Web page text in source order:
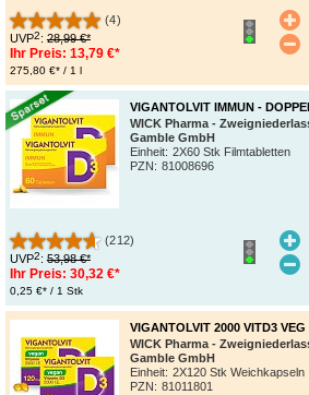
(4)
UVP2: 28,99 €*
Ihr Preis: 13,79 €*
275,80 €* / 1 l
VIGANTOLVIT IMMUN -
WICK Pharma -
Gamble GmbH
Einheit: 2X60 Stk Filmtabletten
PZN: 81008696
(212)
UVP2: 53,98 €*
Ihr Preis: 30,32 €*
0,25 €* / 1 Stk
VIGANTOLVIT 2000 VITD3
WICK Pharma -
Gamble GmbH
Einheit: 2X120 Stk Weichkapseln
PZN: 81011801